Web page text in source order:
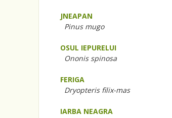
JNEAPAN
Pinus mugo
OSUL IEPURELUI
Ononis spinosa
FERIGA
Dryopteris filix-mas
IARBA NEAGRA